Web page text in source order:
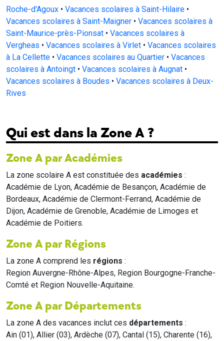
Roche-d'Agoux • Vacances scolaires à Saint-Hilaire •
Vacances scolaires à Saint-Maigner • Vacances scolaires à
Saint-Maurice-près-Pionsat • Vacances scolaires à
Vergheas • Vacances scolaires à Virlet • Vacances scolaires
à La Cellette • Vacances scolaires au Quartier • Vacances
scolaires à Antoingt • Vacances scolaires à Augnat •
Vacances scolaires à Boudes • Vacances scolaires à Deux-
Rives
Qui est dans la Zone A ?
Zone A par Académies
La zone scolaire A est constituée des académies :
Académie de Lyon, Académie de Besançon, Académie de
Bordeaux, Académie de Clermont-Ferrand, Académie de
Dijon, Académie de Grenoble, Académie de Limoges et
Académie de Poitiers.
Zone A par Régions
La zone A comprend les régions :
Region Auvergne-Rhône-Alpes, Region Bourgogne-Franche-
Comté et Region Nouvelle-Aquitaine.
Zone A par Départements
La zone A des vacances inclut ces départements :
Ain (01), Allier (03), Ardèche (07), Cantal (15), Charente (16),